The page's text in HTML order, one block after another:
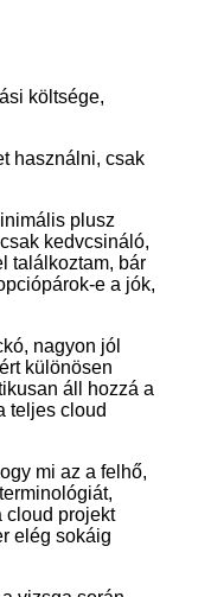
költsége,
használni, csak
plusz
kedvcsináló,
találkoztam, bár
e a jók,
nagyon jól
különösen
áll hozzá a
teljes cloud
mi az a felhő,
cloud projekt
elég sokáig